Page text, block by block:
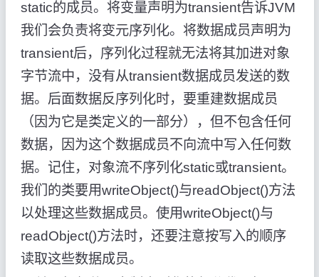
static的成员。将变量声明为transient告诉JVM
我们会负责将变元序列化。将数据成员声明为
transient后，序列化过程就无法将其加进对象
字节流中，没有从transient数据成员发送的数
据。后面数据反序列化时，要重建数据成员
（因为它是类定义的一部分），但不包含任何
数据，因为这个数据成员不向流中写入任何数
据。记住，对象流不序列化static或transient。
我们的类要用writeObject()与readObject()方法
以处理这些数据成员。使用writeObject()与
readObject()方法时，还要注意按写入的顺序
读取这些数据成员。